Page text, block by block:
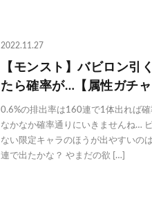
2022.11.27
【モンスト】バビロン引
たら確率が…【属性ガチャ
0.6%の排出率は160連で1体出れば確
なかなか確率通りにいきませんね…
ない限定キャラのほうが出やすいの
連で出たかな？ やまだの欲 […]